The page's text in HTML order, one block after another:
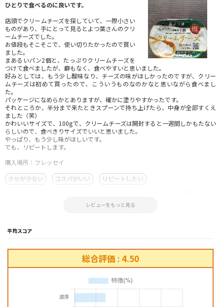
ひとりで食べるのに良いです。
店頭でクリームチーズを探していて、一際小さい
ものがあり、手にとって見るとよつ葉さんのクリ
ームチーズでした。
お値段もそこそこで、使い切りたかったので買い
ました。
まあるいパン2個と、たっぷりクリームチーズを
つけて食べましたが、癖もなく、食べやすいと思いました。
好みとしては、もう少し酸味なり、チーズの味がほしかったのですが、クリー
ムチーズは初めて買ったので、こういうものなのかなと思いながら食べまし
た。
パッケージになめらかとありますが、確かに塗りやすかったです。
それところか、半分まで来たときスプーンで持ち上げたら、中身が全部すくえ
ました（笑）
かわいいサイズで、100gで、クリームチーズは開封すると一週間しかもたない
らしいので、食べきりサイズでいいと思いました。
やっぱり、もう少し味がほしいです。
でも、リピートします。
購入場所：フレッセイ
クセが少ない
コスパがいい リピートしたい
レビューをもっと見る
平均スコア
総合評価 : 4.50